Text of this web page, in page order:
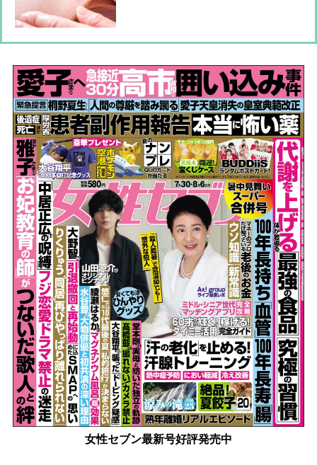
女性セブン最新号好評発売中